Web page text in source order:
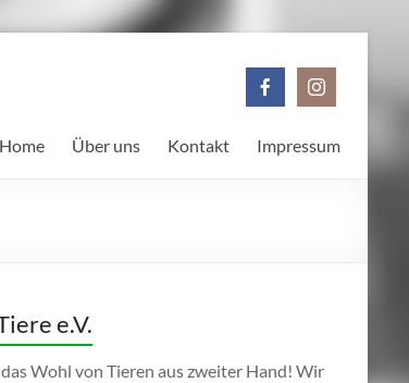
Home Über uns Kontakt Impressum
e.V.
Wohl von Tieren aus zweiter Hand! Wir